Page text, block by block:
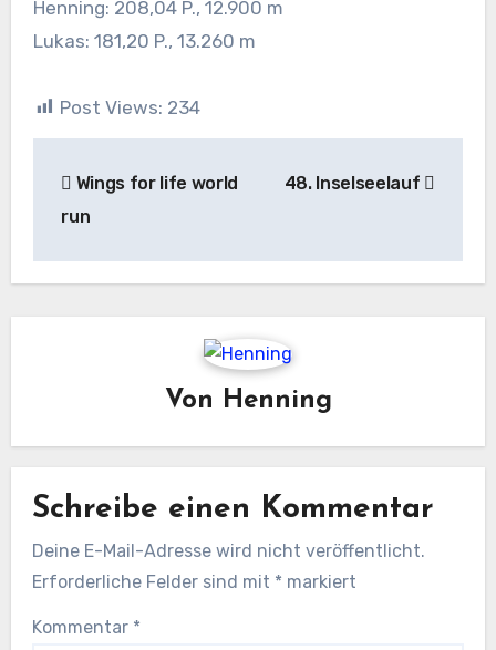
Henning: 208,04 P., 12.900 m
Lukas: 181,20 P., 13.260 m
Post Views: 234
Wings for life world
run
48. Inselseelauf
Von Henning
Schreibe einen Kommentar
Deine E-Mail-Adresse wird nicht veröffentlicht.
Erforderliche Felder sind mit * markiert
Kommentar *